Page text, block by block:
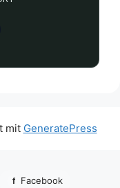
mit GeneratePress
f Facebook